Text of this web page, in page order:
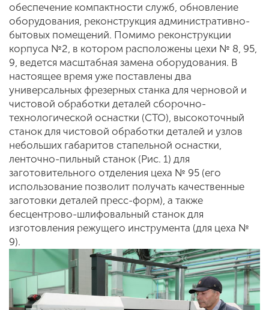
обеспечение компактности служб, обновление
оборудования, реконструкция административно-
бытовых помещений. Помимо реконструкции
корпуса №2, в котором расположены цехи № 8, 95,
9, ведется масштабная замена оборудования. В
настоящее время уже поставлены два
универсальных фрезерных станка для черновой и
чистовой обработки деталей сборочно-
технологической оснастки (СТО), высокоточный
станок для чистовой обработки деталей и узлов
небольших габаритов стапельной оснастки,
ленточно-пильный станок (Рис. 1) для
заготовительного отделения цеха № 95 (его
использование позволит получать качественные
заготовки деталей пресс-форм), а также
бесцентрово-шлифовальный станок для
изготовления режущего инструмента (для цеха №
9).